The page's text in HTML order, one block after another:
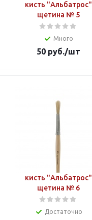
кисть "Альбатрос"
щетина № 5
Много
50руб./шт
кисть "Альбатрос"
щетина № 6
Достаточно